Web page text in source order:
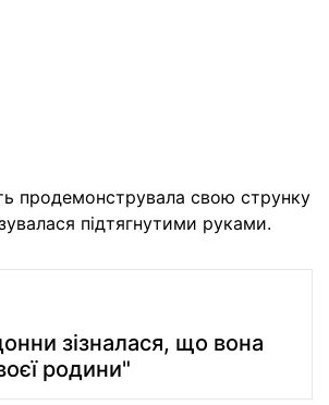
продемонструвала свою струнку
підтягнутими руками.
зізналася, що вона
родини"